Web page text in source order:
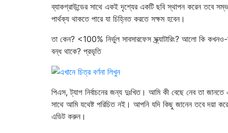
ব্যাকগ্রাউন্ডের সাথে একই দৃশ্যের একটি ছবি স্থাপন করেন তবে
পার্থক্য থাকতে পারে যা চিহ্নিত করতে সক্ষম হবেন।
তা কেন? <100% নির্ভুল সাবসারফেস স্ক্র্যাটারিং? আলো কি
বন্ধ থাকে? প্রভৃতি
পিএস, ট্যাগ নির্বাচনের জন্য দুঃখিত। আমি কী বেছে নেব তা
সাথে আমি যথেষ্ট পরিচিত নই। আপনি যদি কিছু জানেন তবে দয়া
এডিট করুন।